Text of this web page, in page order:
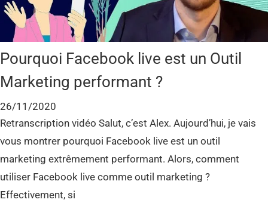
Pourquoi Facebook live est un Outil
Marketing performant ?
26/11/2020
Retranscription vidéo Salut, c’est Alex. Aujourd’hui, je vais
vous montrer pourquoi Facebook live est un outil
marketing extrêmement performant. Alors, comment
utiliser Facebook live comme outil marketing ?
Effectivement, si